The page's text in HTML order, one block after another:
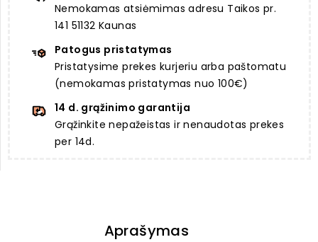
Nemokamas atsiėmimas adresu Taikos pr.
141 51132 Kaunas
Patogus pristatymas
Pristatysime prekes kurjeriu arba paštomatu
(nemokamas pristatymas nuo 100€)
14 d. grąžinimo garantija
Grąžinkite nepažeistas ir nenaudotas prekes
per 14d.
Aprašymas